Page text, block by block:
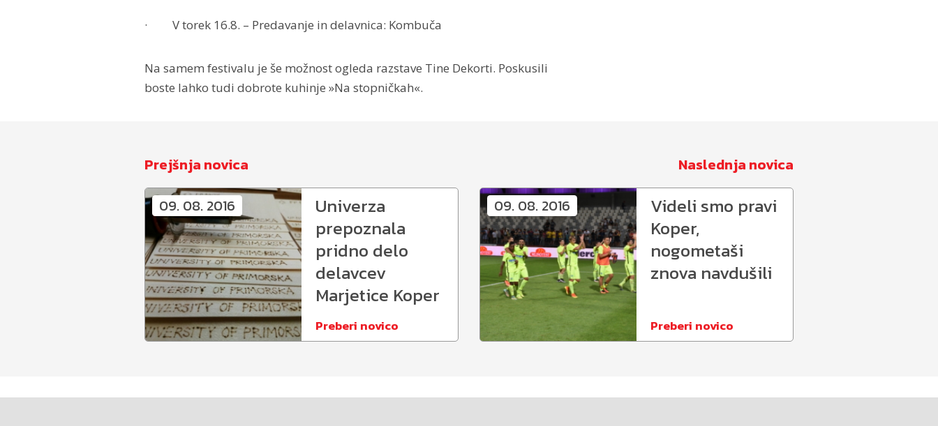
· V torek 16.8. – Predavanje in delavnica: Kombuča
Na samem festivalu je še možnost ogleda razstave Tine Dekorti. Poskusili
boste lahko tudi dobrote kuhinje »Na stopničkah«.
Prejšnja novica
Naslednja novica
09. 08. 2016
Univerza
prepoznala
pridno delo
delavcev
Marjetice Koper
Preberi novico
09. 08. 2016
Videli smo pravi
Koper,
nogometaši
znova navdušili
Preberi novico